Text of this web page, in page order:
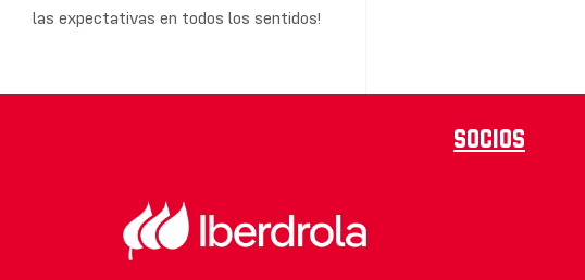
las expectativas en todos los sentidos!
Socios